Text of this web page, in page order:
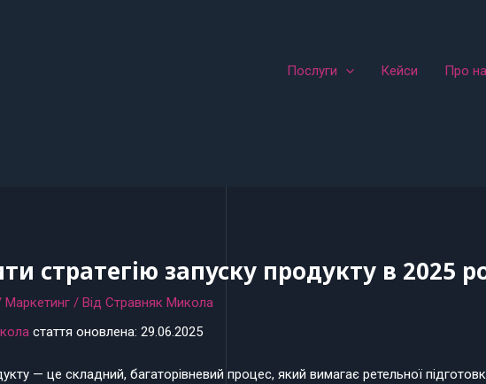
Послуги
Кейси Про
стратегію запуску продукту в 2025
Маркетинг / ВідСтравняк Микола
стаття оновлена: 29.06.2025
— це складний, багаторівневий процес, який вимагає ретельної